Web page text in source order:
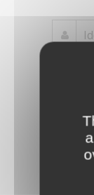
oublié ?